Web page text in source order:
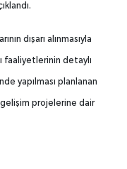
dışarı alınmasıyla
faaliyetlerinin detaylı
yapılması planlanan
projelerine dair